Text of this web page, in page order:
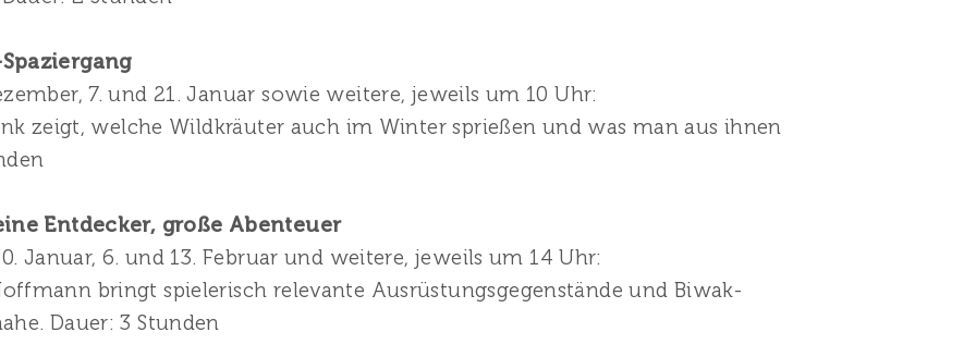
7. und 21. Januar sowie weitere, jeweils um 10 Uhr:
zeigt, welche Wildkräuter auch im Winter sprießen und was man aus ihnen
Entdecker, große Abenteuer
Januar, 6. und 13. Februar und weitere, jeweils um 14 Uhr:
bringt spielerisch relevante Ausrüstungsgegenstände und Biwak-
Dauer: 3 Stunden